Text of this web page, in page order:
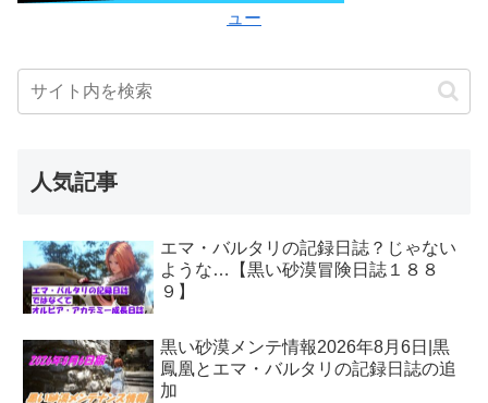
ュー
人気記事
エマ・バルタリの記録日誌？じゃない
ような…【黒い砂漠冒険日誌１８８
９】
黒い砂漠メンテ情報2026年8月6日|黒
鳳凰とエマ・バルタリの記録日誌の追
加